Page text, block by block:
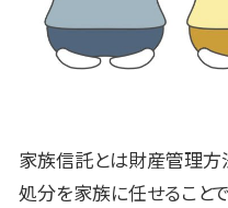
家族信託とは財産管理方
処分を家族に任せることで